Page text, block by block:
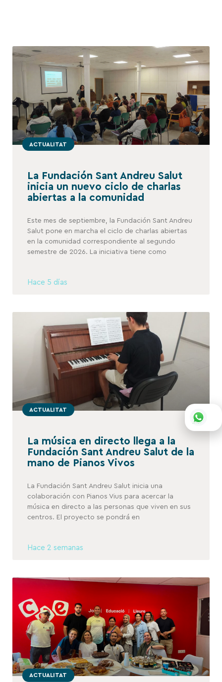
ACTUALITAT
La Fundación Sant Andreu Salut
inicia un nuevo ciclo de charlas
abiertas a la comunidad
Este mes de septiembre, la Fundación Sant Andreu
Salut pone en marcha el ciclo de charlas abiertas
en la comunidad correspondiente al segundo
semestre de 2026. La iniciativa tiene como
Hace 5 días
ACTUALITAT
La música en directo llega a la
Fundación Sant Andreu Salut de la
mano de Pianos Vivos
La Fundación Sant Andreu Salut inicia una
colaboración con Pianos Vius para acercar la
música en directo a las personas que viven en sus
centros. El proyecto se pondrá en
Hace 2 semanas
ACTUALITAT